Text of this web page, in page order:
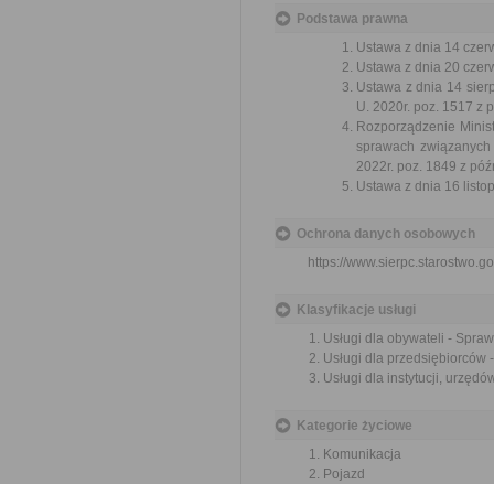
Podstawa prawna
Ustawa z dnia 14
Ustawa z dnia 20
Ustawa z dnia 14
U. 2020r. poz. 1517 z
Rozporządzenie
sprawach
2022r. poz. 1849 z
Ustawa z dnia 16
Ochrona danych osobowych
https://
Klasyfikacje usługi
Usługi dla obywateli -
Usługi dla
Usługi dla instytucji,
Kategorie życiowe
Komunikacja
Pojazd